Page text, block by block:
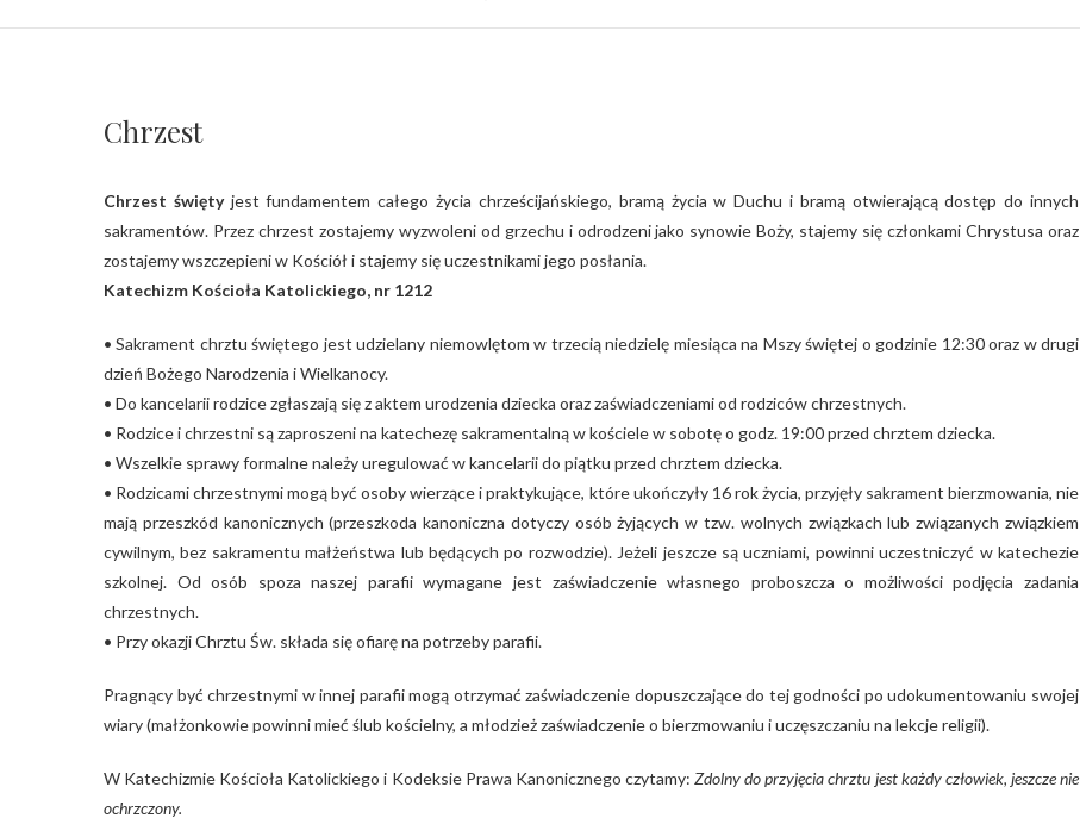
Chrzest
Chrzest świętyjest fundamentem całego życia chrześcijańskiego, bramą życia w Duchu i bramą otwierającą dostęp do innych
sakramentów. Przez chrzest zostajemy wyzwoleni od grzechu i odrodzeni jako synowie Boży, stajemy się członkami Chrystusa oraz
zostajemy wszczepieni w Kościół i stajemy się uczestnikami jego posłania.
Katechizm Kościoła Katolickiego, nr 1212
• Sakrament chrztu świętego jest udzielany niemowlętom w trzecią niedzielę miesiąca na Mszy świętej o godzinie 12:30 oraz w drugi
dzień Bożego Narodzenia i Wielkanocy.
• Do kancelarii rodzice zgłaszają się z aktem urodzenia dziecka oraz zaświadczeniami od rodziców chrzestnych.
• Rodzice i chrzestni są zaproszeni na katechezę sakramentalną w kościele w sobotę o godz. 19:00 przed chrztem dziecka.
• Wszelkie sprawy formalne należy uregulować w kancelarii do piątku przed chrztem dziecka.
• Rodzicami chrzestnymi mogą być osoby wierzące i praktykujące, które ukończyły 16 rok życia, przyjęły sakrament bierzmowania, nie
mają przeszkód kanonicznych (przeszkoda kanoniczna dotyczy osób żyjących w tzw. wolnych związkach lub związanych związkiem
cywilnym, bez sakramentu małżeństwa lub będących po rozwodzie). Jeżeli jeszcze są uczniami, powinni uczestniczyć w katechezie
szkolnej. Od osób spoza naszej parafii wymagane jest zaświadczenie własnego proboszcza o możliwości podjęcia zadania
chrzestnych.
• Przy okazji Chrztu Św. składa się ofiarę na potrzeby parafii.
Pragnący być chrzestnymi w innej parafii mogą otrzymać zaświadczenie dopuszczające do tej godności po udokumentowaniu swojej
wiary (małżonkowie powinni mieć ślub kościelny, a młodzież zaświadczenie o bierzmowaniu i uczęszczaniu na lekcje religii).
W Katechizmie Kościoła Katolickiego i Kodeksie Prawa Kanonicznego czytamy:Zdolny do przyjęcia chrztu jest każdy człowiek, jeszcze nie
ochrzczony.